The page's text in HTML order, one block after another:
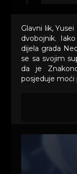
Glavni lik,
dvobojnik.
dijela grada
se sa svojim
da je
posjeduje moći